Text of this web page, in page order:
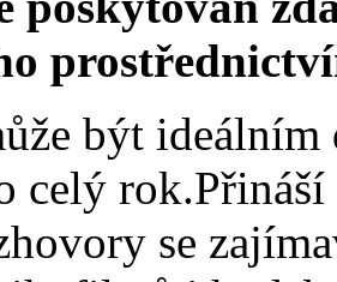
být
celý
se